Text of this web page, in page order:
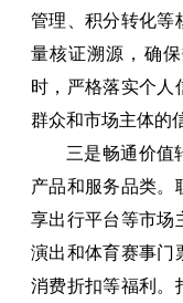
管理、积分转化等
量核证溯源，确
时，严格落实个人
群众和市场主体的
三是畅通价值
产品和服务品类
享出行平台等市场
演出和体育赛事门
消费折扣等福利。